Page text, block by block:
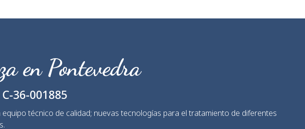
en Pontevedra
C-36-001885
técnico de calidad; nuevas tecnologías para el tratamiento de diferentes